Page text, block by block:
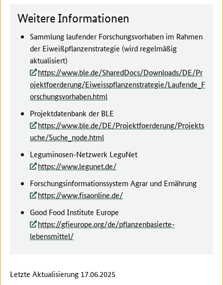
Weitere Informationen
Sammlung laufender Forschungsvorhaben im Rahmen
der Eiweißpflanzenstrategie (wird regelmäßig
aktualisiert)
https://www.ble.de/SharedDocs/Downloads/DE/Pr
ojektfoerderung/Eiweisspflanzenstrategie/Laufende_F
orschungsvorhaben.html
Projektdatenbank der BLE
https://www.ble.de/DE/Projektfoerderung/Projekts
uche/Suche_node.html
Leguminosen-Netzwerk LeguNet
https://www.legunet.de/
Forschungsinformationssystem Agrar und Ernährung
https://www.fisaonline.de/
Good Food Institute Europe
https://gfieurope.org/de/pflanzenbasierte-
lebensmittel/
Letzte Aktualisierung 17.06.2025